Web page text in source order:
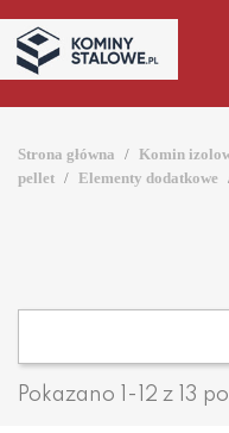
Strona główna
Komin
pellet
Elementy dodatkowe
Pokazano 1-12 z 13